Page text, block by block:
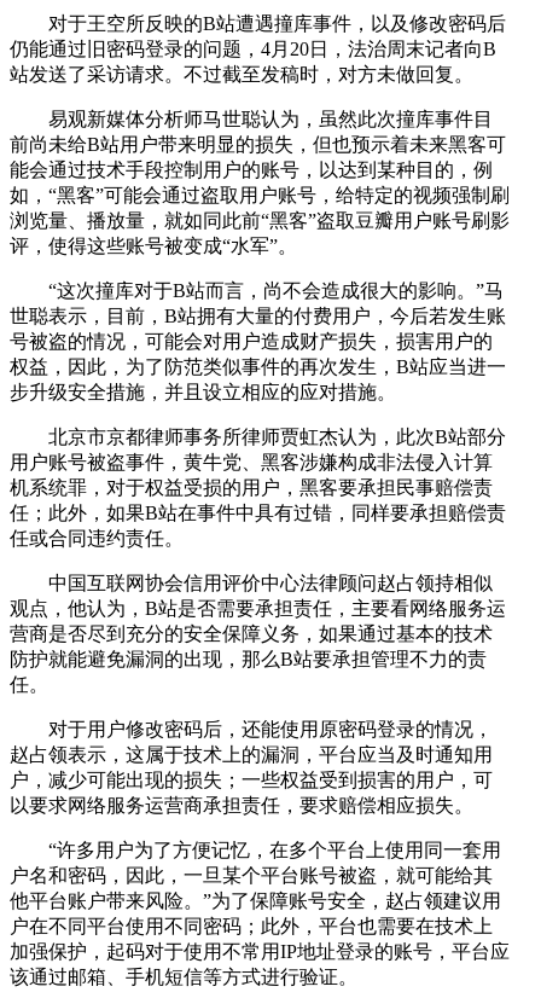
对于王空所反映的B站遭遇撞库事件，以及修改密码后
仍能通过旧密码登录的问题，4月20日，法治周末记者向B
站发送了采访请求。不过截至发稿时，对方未做回复。
易观新媒体分析师马世聪认为，虽然此次撞库事件目
前尚未给B站用户带来明显的损失，但也预示着未来黑客可
能会通过技术手段控制用户的账号，以达到某种目的，例
如，“黑客”可能会通过盗取用户账号，给特定的视频强制刷
浏览量、播放量，就如同此前“黑客”盗取豆瓣用户账号刷影
评，使得这些账号被变成“水军”。
“这次撞库对于B站而言，尚不会造成很大的影响。”马
世聪表示，目前，B站拥有大量的付费用户，今后若发生账
号被盗的情况，可能会对用户造成财产损失，损害用户的
权益，因此，为了防范类似事件的再次发生，B站应当进一
步升级安全措施，并且设立相应的应对措施。
北京市京都律师事务所律师贾虹杰认为，此次B站部分
用户账号被盗事件，黄牛党、黑客涉嫌构成非法侵入计算
机系统罪，对于权益受损的用户，黑客要承担民事赔偿责
任；此外，如果B站在事件中具有过错，同样要承担赔偿责
任或合同违约责任。
中国互联网协会信用评价中心法律顾问赵占领持相似
观点，他认为，B站是否需要承担责任，主要看网络服务运
营商是否尽到充分的安全保障义务，如果通过基本的技术
防护就能避免漏洞的出现，那么B站要承担管理不力的责
任。
对于用户修改密码后，还能使用原密码登录的情况，
赵占领表示，这属于技术上的漏洞，平台应当及时通知用
户，减少可能出现的损失；一些权益受到损害的用户，可
以要求网络服务运营商承担责任，要求赔偿相应损失。
“许多用户为了方便记忆，在多个平台上使用同一套用
户名和密码，因此，一旦某个平台账号被盗，就可能给其
他平台账户带来风险。”为了保障账号安全，赵占领建议用
户在不同平台使用不同密码；此外，平台也需要在技术上
加强保护，起码对于使用不常用IP地址登录的账号，平台应
该通过邮箱、手机短信等方式进行验证。